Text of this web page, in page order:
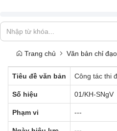
Trang chủ Văn bản chỉ
Tiêu đề văn bản Công tác thi
Số hiệu 01/KH-SNgV
Phạm vi ---